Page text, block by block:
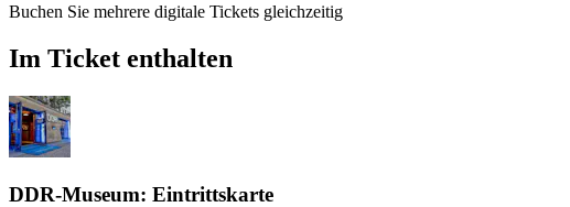
Buchen Sie mehrere digitale Tickets gleichzeitig
Im Ticket enthalten
DDR-Museum: Eintrittskarte